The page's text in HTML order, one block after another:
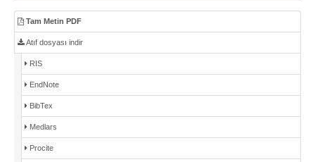
Tam Metin PDF
Atıf dosyası indir
RIS
EndNote
BibTex
Medlars
Procite